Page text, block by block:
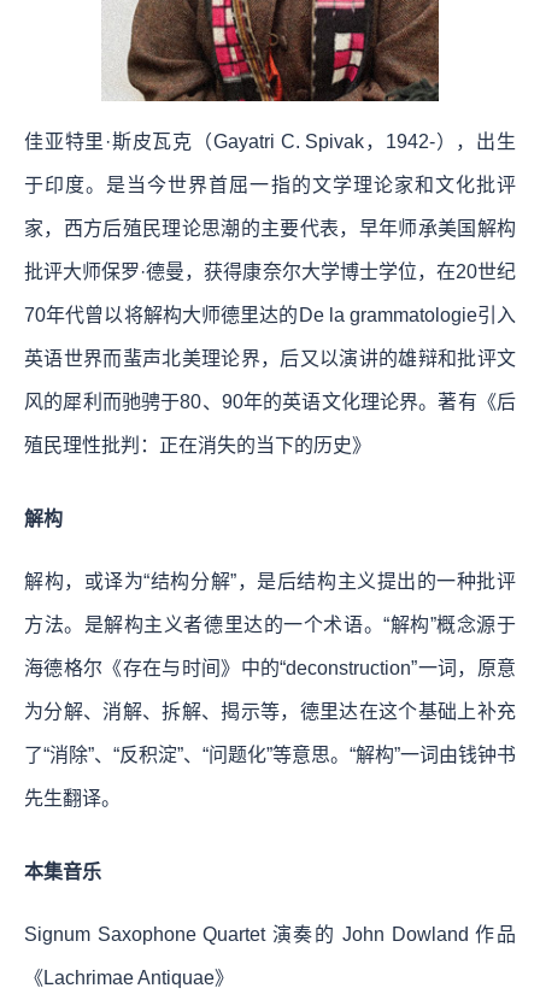
佳亚特里·斯皮瓦克（Gayatri C. Spivak，1942-），出生
于印度。是当今世界首屈一指的文学理论家和文化批评
家，西方后殖民理论思潮的主要代表，早年师承美国解构
批评大师保罗·德曼，获得康奈尔大学博士学位，在20世纪
70年代曾以将解构大师德里达的De la grammatologie引入
英语世界而蜚声北美理论界，后又以演讲的雄辩和批评文
风的犀利而驰骋于80、90年的英语文化理论界。著有《后
殖民理性批判：正在消失的当下的历史》
解构
解构，或译为“结构分解”，是后结构主义提出的一种批评
方法。是解构主义者德里达的一个术语。“解构”概念源于
海德格尔《存在与时间》中的“deconstruction”一词，原意
为分解、消解、拆解、揭示等，德里达在这个基础上补充
了“消除”、“反积淀”、“问题化”等意思。“解构”一词由钱钟书
先生翻译。
本集音乐
Signum Saxophone Quartet 演奏的 John Dowland 作品
《Lachrimae Antiquae》